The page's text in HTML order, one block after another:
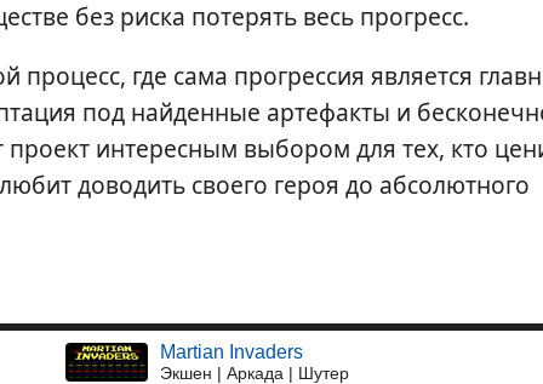
без риска потерять весь прогресс.
процесс, где сама прогрессия является
под найденные артефакты и
интересным выбором для тех, кто
доводить своего героя до абсолютного
Martian Invaders
Экшен | Аркада | Шутер